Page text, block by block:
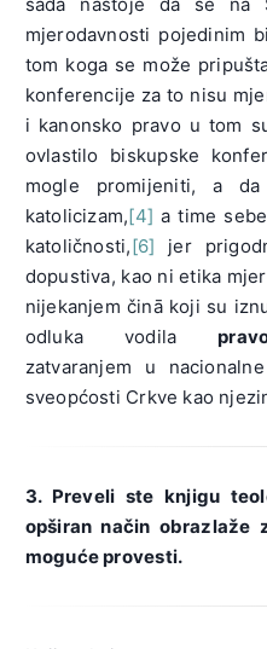
mjerodavnosti pojedinim
tom koga se može
konferencije za to nisu
i kanonsko pravo u tom
ovlastilo biskupske
mogle promijeniti, a
katolicizam,[4] a time
katoličnosti,[6] jer
dopustiva, kao ni etika
nijekanjem činā koji su
odluka vodila
zatvaranjem u
sveopćosti Crkve kao
3. Preveli ste knjigu
opširan način obrazlaže
moguće provesti.